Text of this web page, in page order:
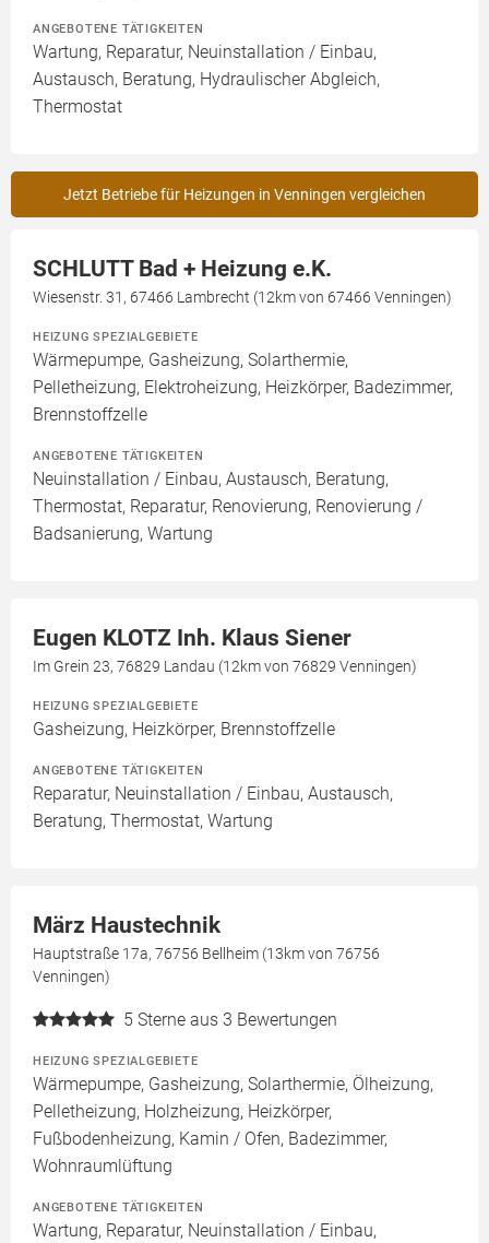
ANGEBOTENE TÄTIGKEITEN
Wartung, Reparatur, Neuinstallation / Einbau,
Austausch, Beratung, Hydraulischer Abgleich,
Thermostat
Jetzt Betriebe für Heizungen in Venningen vergleichen
SCHLUTT Bad + Heizung e.K.
Wiesenstr. 31, 67466 Lambrecht (12km von 67466 Venningen)
HEIZUNG SPEZIALGEBIETE
Wärmepumpe, Gasheizung, Solarthermie,
Pelletheizung, Elektroheizung, Heizkörper, Badezimmer,
Brennstoffzelle
ANGEBOTENE TÄTIGKEITEN
Neuinstallation / Einbau, Austausch, Beratung,
Thermostat, Reparatur, Renovierung, Renovierung /
Badsanierung, Wartung
Eugen KLOTZ Inh. Klaus Siener
Im Grein 23, 76829 Landau (12km von 76829 Venningen)
HEIZUNG SPEZIALGEBIETE
Gasheizung, Heizkörper, Brennstoffzelle
ANGEBOTENE TÄTIGKEITEN
Reparatur, Neuinstallation / Einbau, Austausch,
Beratung, Thermostat, Wartung
März Haustechnik
Hauptstraße 17a, 76756 Bellheim (13km von 76756
Venningen)
5 Sterne aus 3 Bewertungen
HEIZUNG SPEZIALGEBIETE
Wärmepumpe, Gasheizung, Solarthermie, Ölheizung,
Pelletheizung, Holzheizung, Heizkörper,
Fußbodenheizung, Kamin / Ofen, Badezimmer,
Wohnraumlüftung
ANGEBOTENE TÄTIGKEITEN
Wartung, Reparatur, Neuinstallation / Einbau,